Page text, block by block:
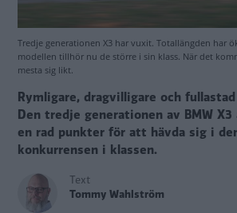
Tredje generationen X3 har vuxit. Totallängden har
modellen tillhör nu de större i sin klass. När det
mesta sig likt.
Rymligare, dragvilligare och
Den tredje generationen av BMW
en rad punkter för att hävda sig i
konkurrensen i klassen.
Text
Tommy Wahlström